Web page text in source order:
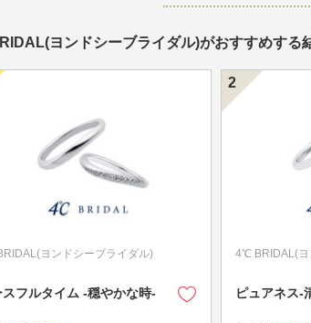
ヨンドシーブライダル)がおすすめする
ヨンドシーブライダル)
スフルタイム -穏やかな時-
4℃ BRIDAL(ヨ
ピュアネス-